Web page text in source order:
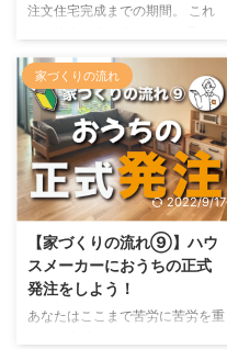
注文住宅完成までの期間。 これ
ときに、気になることの一つです
よね。 そんな注文住宅、土地探
しから開始する場合、平均的には
１～２年かかると言われています
が、私の場合は平均の期間では収
まらず、何と３年以上も掛かって
しまいました！ そこで今回は、
私がわが家を建てようと思い立っ
てからおうち完成までの約３年
間、どんな日々を過ごし、どんな
ことを思っていたのかをまとめて
みました！ このページを読め
ば、家づくりに必要な期間や大変
家づくりの流れ
2022/9/17
【家づくりの流れ⑨】ハウ
スメーカーにおうちの正式
発注をしよう！
あなたはここまで苦労に苦労を重